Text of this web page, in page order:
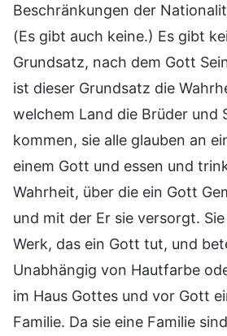
Beschränkungen der
(Es gibt auch keine.) Es gibt
Grundsatz, nach dem Gott
ist dieser Grundsatz die
welchem Land die Brüder und
kommen, sie alle glauben an
einem Gott und essen und
Wahrheit, über die ein Gott
und mit der Er sie versorgt.
Werk, das ein Gott tut, und
Unabhängig von Hautfarbe
im Haus Gottes und vor Gott
Familie. Da sie eine Familie